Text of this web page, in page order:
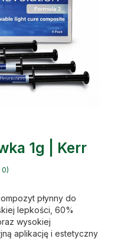
1g | Kerr
0)
płynny do
lepkości, 60%
wysokiej
aplikację i estetyczny